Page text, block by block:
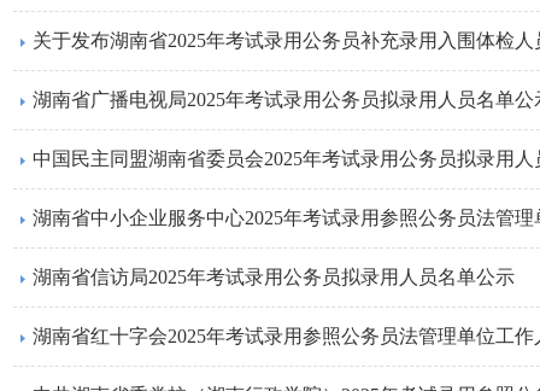
关于发布湖南省2025年考试录用公务员补充录用入围体检
湖南省广播电视局2025年考试录用公务员拟录用人员名单公
中国民主同盟湖南省委员会2025年考试录用公务员拟录用
湖南省中小企业服务中心2025年考试录用参照公务员法管
湖南省信访局2025年考试录用公务员拟录用人员名单公示
湖南省红十字会2025年考试录用参照公务员法管理单位工